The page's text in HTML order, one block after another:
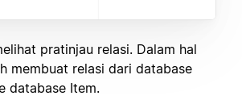
pratinjau relasi. Dalam hal
membuat relasi dari database
database Item.